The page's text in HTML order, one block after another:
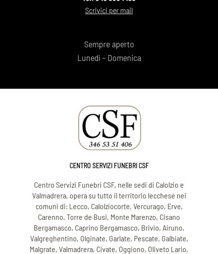
Scrivici per mail
Sempre aperto
Lunedì – Domenica
CENTRO SERVIZI FUNEBRI CSF
Centro Servizi Funebri CSF, nelle sedi di Calolzio e
Valmadrera, opera su tutto il territorio lecchese nei
comuni di: Lecco, Calolziocorte, Vercurago, Erve,
Carenno, Torre de Busi, Monte Marenzo, Cisano
Bergamasco, Caprino Bergamasco, Brivio, Airuno,
Valgreghentino, Olginate, Garlate, Pescate, Galbiate,
Malgrate, Valmadrera, Civate, Oggiono, Oliveto Lario,